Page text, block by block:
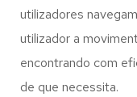
utilizadores
utilizador a
encontrando com
de que necessita.